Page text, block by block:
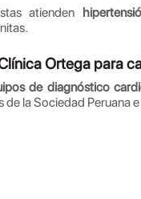
atienden
Ortega para
de diagnóstico
de la Sociedad Peruana